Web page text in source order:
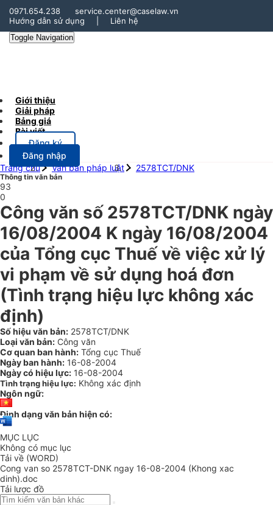
0971.654.238
service.center@caselaw.vn
Hướng dẫn sử dụng
Liên hệ
Toggle Navigation
Giới thiệu
Giải pháp
Bảng giá
Bài viết
Đăng ký
Đăng nhập
Trang chủ
Văn bản pháp luật 2578TCT/DNK
Thông tin văn bản
93
0
Công văn số 2578TCT/DNK ngày
16/08/2004 K ngày 16/08/2004
của Tổng cục Thuế về việc xử lý
vi phạm về sử dụng hoá đơn
(Tình trạng hiệu lực không xác
định)
Số hiệu văn bản: 2578TCT/DNK
Loại văn bản: Công văn
Cơ quan ban hành: Tổng cục Thuế
Ngày ban hành: 16-08-2004
Ngày có hiệu lực: 16-08-2004
Tình trạng hiệu lực: Không xác định
Ngôn ngữ:
Định dạng văn bản hiện có:
MỤC LỤC
Không có mục lục
Tải về (WORD)
Cong van so 2578TCT-DNK ngay 16-08-2004 (Khong xac
dinh).doc
Tải lược đồ